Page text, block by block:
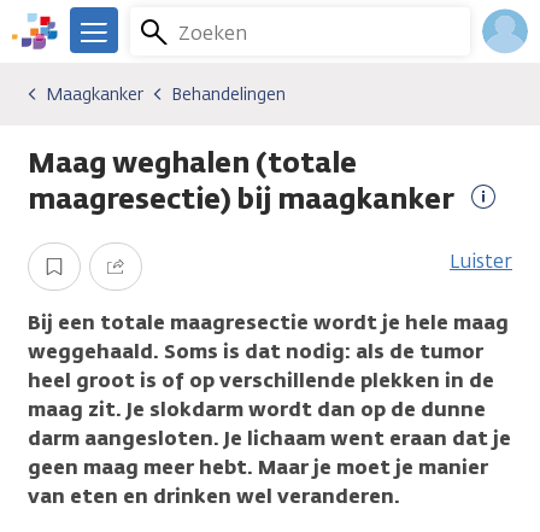
Overslaan
en
gaan
We
er
je.
Kanker.nl
Zoeken
Menu
Kankersoorten
Maagkanker
Behandelingen
Maagkanker Behandelingen
Maag weghalen (totale
maagresectie) bij maagkanker
Opslaan Delen Luister
Bij een totale maagresectie wordt je hele maag
weggehaald. Soms is dat nodig: als de tumor
heel groot is of op verschillende plekken in de
maag zit. Je slokdarm wordt dan op de dunne
darm aangesloten. Je lichaam went eraan dat je
geen maag meer hebt. Maar je moet je manier
van eten en drinken wel veranderen.